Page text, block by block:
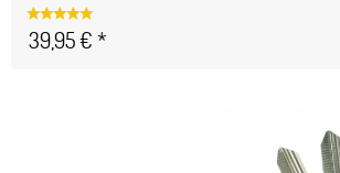
39,95 € *